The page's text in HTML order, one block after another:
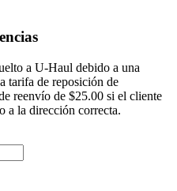
a U-Haul debido a una
tarifa de reposición de
reenvío de $25.00 si el cliente
a la dirección correcta.